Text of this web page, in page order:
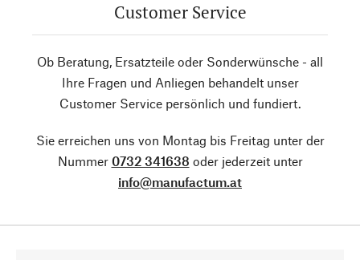
Customer Service
Ob Beratung, Ersatzteile oder Sonderwünsche - all
Ihre Fragen und Anliegen behandelt unser
Customer Service persönlich und fundiert.
Sie erreichen uns von Montag bis Freitag unter der
Nummer 0732 341638 oder jederzeit unter
info@manufactum.at